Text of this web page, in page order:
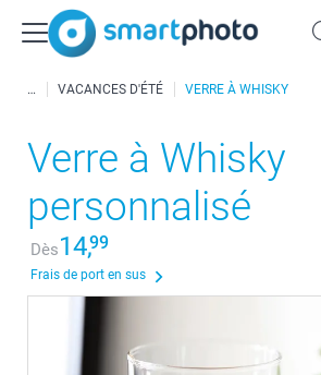
VACANCES D'ÉTÉ VERRE À WHISKY
Verre à Whisky
personnalisé
Dès14,99
Frais de port en sus